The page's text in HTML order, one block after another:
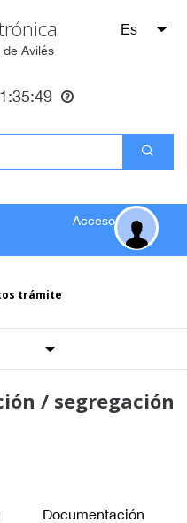
Avilés
Acceso
trámite
/ segregación
Documentación